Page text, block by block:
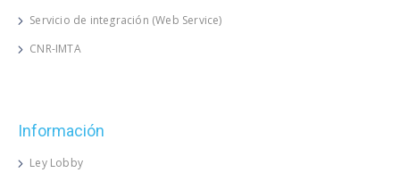
Servicio de integración (Web Service)
CNR-IMTA
Información
Ley Lobby